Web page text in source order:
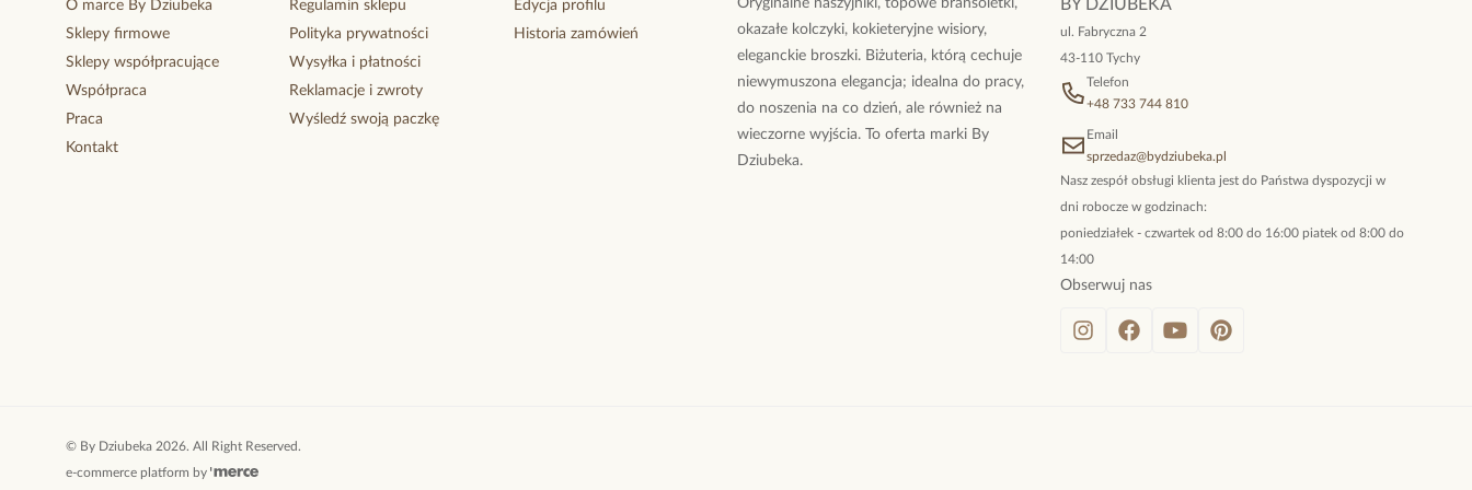
O marce By Dziubeka
Sklepy firmowe
Sklepy współpracujące
Współpraca
Praca
Kontakt
Regulamin sklepu
Polityka prywatności
Wysyłka i płatności
Reklamacje i zwroty
Wyśledź swoją paczkę
Edycja profilu
Historia zamówień
Oryginalne naszyjniki, topowe bransoletki,
okazałe kolczyki, kokieteryjne wisiory,
eleganckie broszki. Biżuteria, którą cechuje
niewymuszona elegancja; idealna do pracy,
do noszenia na co dzień, ale również na
wieczorne wyjścia. To oferta marki By
Dziubeka.
BY DZIUBEKA
ul. Fabryczna 2
43-110 Tychy
Telefon
+48 733 744 810
Email
sprzedaz@bydziubeka.pl
Nasz zespół obsługi klienta jest do Państwa dyspozycji w
dni robocze w godzinach:
poniedziałek - czwartek od 8:00 do 16:00 piatek od 8:00 do
14:00
Obserwuj nas
© By Dziubeka 2026. All Right Reserved.
e-commerce platform by